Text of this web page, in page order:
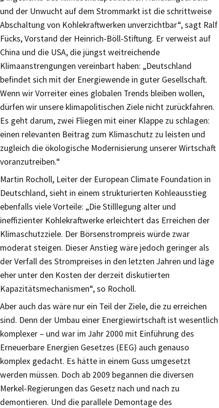
und der Unwucht auf dem Strommarkt ist die schrittweise
Abschaltung von Kohlekraftwerken unverzichtbar“, sagt Ralf
Fücks, Vorstand der Heinrich-Böll-Stiftung. Er verweist auf
China und die USA, die jüngst weitreichende
Klimaanstrengungen vereinbart haben: „Deutschland
befindet sich mit der Energiewende in guter Gesellschaft.
Wenn wir Vorreiter eines globalen Trends bleiben wollen,
dürfen wir unsere klimapolitischen Ziele nicht zurückfahren.
Es geht darum, zwei Fliegen mit einer Klappe zu schlagen:
einen relevanten Beitrag zum Klimaschutz zu leisten und
zugleich die ökologische Modernisierung unserer Wirtschaft
voranzutreiben.“
Martin Rocholl, Leiter der European Climate Foundation in
Deutschland, sieht in einem strukturierten Kohleausstieg
ebenfalls viele Vorteile: „Die Stilllegung alter und
ineffizienter Kohlekraftwerke erleichtert das Erreichen der
Klimaschutzziele. Der Börsenstrompreis würde zwar
moderat steigen. Dieser Anstieg wäre jedoch geringer als
der Verfall des Strompreises in den letzten Jahren und läge
eher unter den Kosten der derzeit diskutierten
Kapazitätsmechanismen“, so Rocholl.
Aber auch das wäre nur ein Teil der Ziele, die zu erreichen
sind. Denn der Umbau einer Energiewirtschaft ist wesentlich
komplexer – und war im Jahr 2000 mit Einführung des
Erneuerbare Energien Gesetzes (EEG) auch genauso
komplex gedacht. Es hätte in einem Guss umgesetzt
werden müssen. Doch ab 2009 begannen die diversen
Merkel-Regierungen das Gesetz nach und nach zu
demontieren. Und die parallele Demontage des